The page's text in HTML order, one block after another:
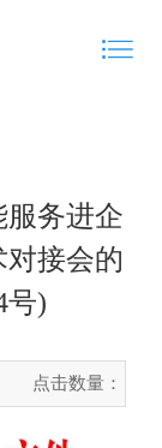
服务进企
接会的
号)
点击数量：